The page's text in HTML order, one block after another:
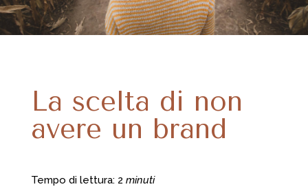
La scelta di non
avere un brand
Tempo di lettura: 2 minuti